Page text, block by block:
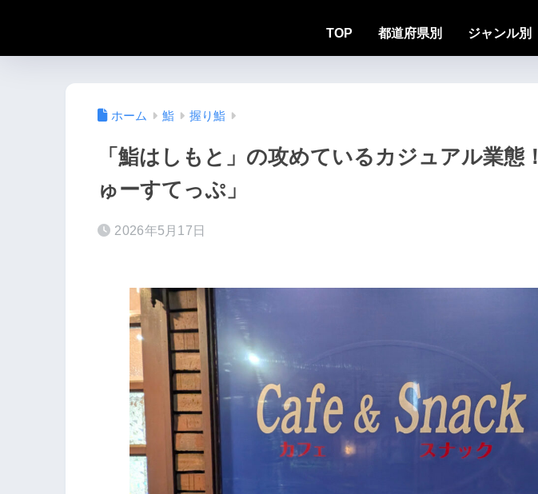
TOP 都道府県別 ジャンル別
ホーム 鮨 握り鮨
「鮨はしもと」の攻めているカジュアル業態
ゅーすてっぷ」
2026年5月17日